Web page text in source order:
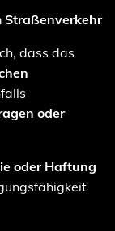
Straßenverkehr
dass das
oder
oder Haftung